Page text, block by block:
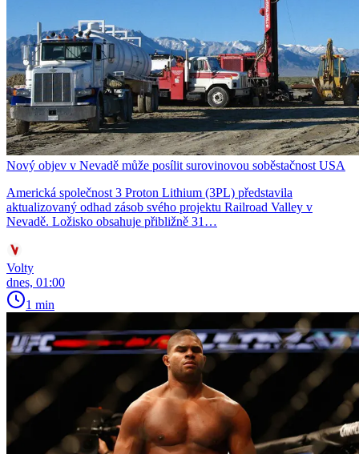
Nový objev v Nevadě může posílit surovinovou soběstačnost USA
Americká společnost 3 Proton Lithium (3PL) představila
aktualizovaný odhad zásob svého projektu Railroad Valley v
Nevadě. Ložisko obsahuje přibližně 31…
Volty
dnes, 01:00
1 min